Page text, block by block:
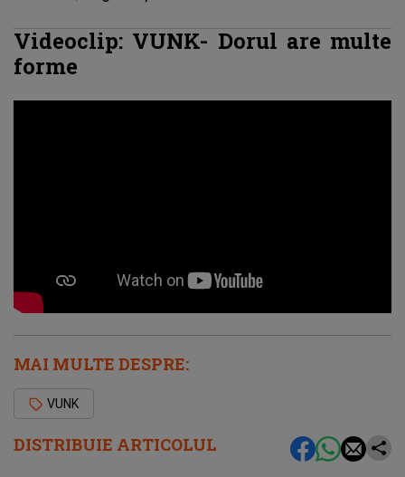
DISTRIBUIE ARTICOLUL
Videoclip: VUNK- Dorul are multe
forme
MAI MULTE DESPRE:
VUNK